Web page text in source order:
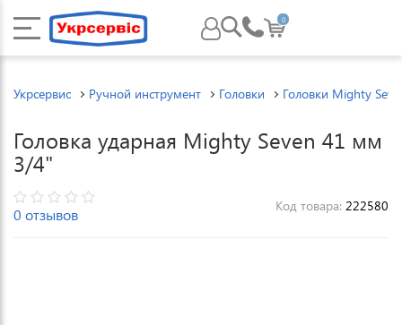
0
Укрсервис Ручной инструмент Головки Головки Mighty
Головка ударная Mighty Seven 41 мм
3/4"
0 отзывов Код товара: 222580